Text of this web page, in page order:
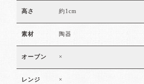
高さ 約1cm
素材 陶器
オーブン ×
レンジ ×